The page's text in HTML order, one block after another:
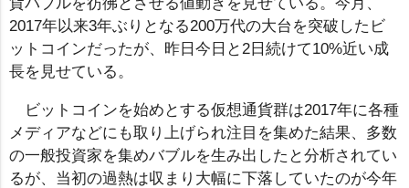
2017年以来3年ぶりとなる200万代の大台を突破したビ
ットコインだったが、昨日今日と2日続けて10%近い成
長を見せている。
ビットコインを始めとする仮想通貨群は2017年に各種
メディアなどにも取り上げられ注目を集めた結果、多数
の一般投資家を集めバブルを生み出したと分析されてい
るが、当初の過熱は収まり大幅に下落していたのが今年